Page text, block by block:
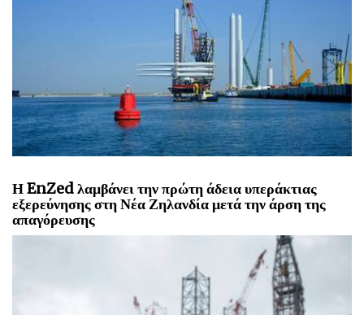
Η EnZed λαμβάνει την πρώτη άδεια υπεράκτιας
εξερεύνησης στη Νέα Ζηλανδία μετά την άρση της
απαγόρευσης